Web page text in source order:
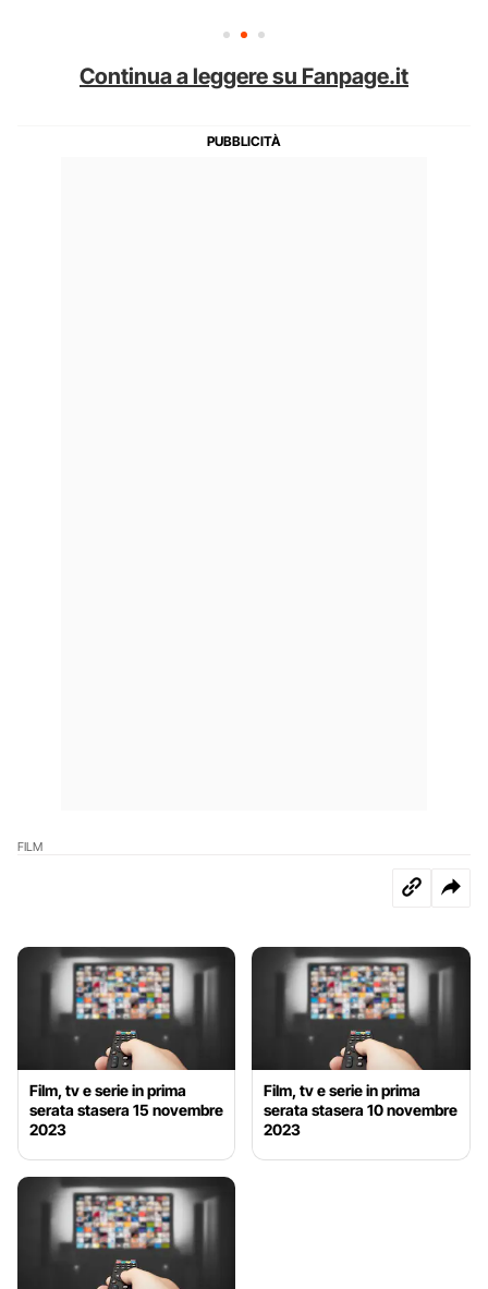
Continua a leggere su Fanpage.it
FILM
Film, tv e serie in prima
serata stasera 15 novembre
2023
Film, tv e serie in prima
serata stasera 10 novembre
2023